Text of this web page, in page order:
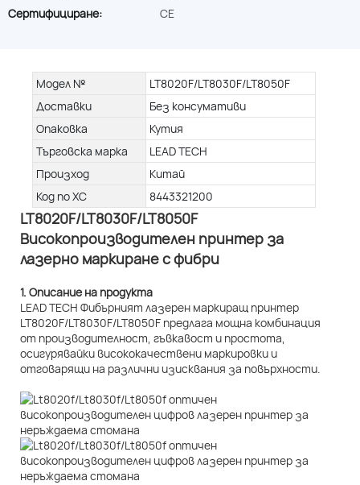
Сертифициране:
CE
Модел №
LT8020F/LT8030F/LT8050F
Доставки
Без консумативи
Опаковка
Кутия
Търговска марка
LEAD TECH
Произход
Китай
Код по ХС
8443321200
LT8020F/LT8030F/LT8050F
Високопроизводителен принтер за
лазерно маркиране с фибри
1. Описание на продукта
LEAD TECH Фибърният лазерен маркиращ принтер
LT8020F/LT8030F/LT8050F предлага мощна комбинация
от производителност, гъвкавост и простота,
осигурявайки висококачествени маркировки и
отговарящи на различни изисквания за повърхности.